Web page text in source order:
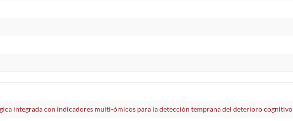
integrada con indicadores multi-ómicos para la detección temprana del deterioro cognitivo